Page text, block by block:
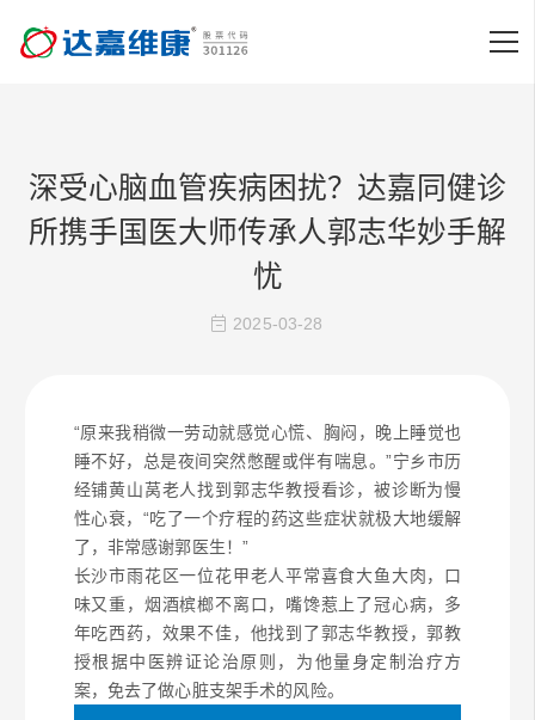
深受心脑血管疾病困扰？达嘉同健诊
所携手国医大师传承人郭志华妙手解
忧
2025-03-28
“原来我稍微一劳动就感觉心慌、胸闷，晚上睡觉也
睡不好，总是夜间突然憋醒或伴有喘息。”宁乡市历
经铺黄山莴老人找到郭志华教授看诊，被诊断为慢
性心衰，“吃了一个疗程的药这些症状就极大地缓解
了，非常感谢郭医生！”
长沙市雨花区一位花甲老人平常喜食大鱼大肉，口
味又重，烟酒槟榔不离口，嘴馋惹上了冠心病，多
年吃西药，效果不佳，他找到了郭志华教授，郭教
授根据中医辨证论治原则，为他量身定制治疗方
案，免去了做心脏支架手术的风险。